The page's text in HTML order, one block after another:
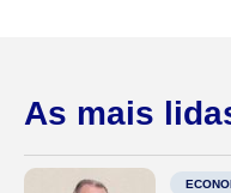
As mais